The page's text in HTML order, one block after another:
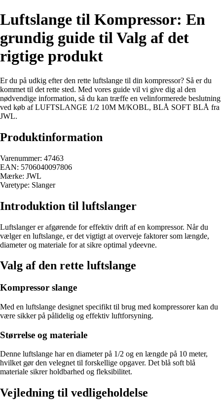
Luftslange til Kompressor: En
grundig guide til Valg af det
rigtige produkt
Er du på udkig efter den rette luftslange til din kompressor? Så er du
kommet til det rette sted. Med vores guide vil vi give dig al den
nødvendige information, så du kan træffe en velinformerede beslutning
ved køb af LUFTSLANGE 1/2 10M M/KOBL, BLÅ SOFT BLÅ fra
JWL.
Produktinformation
Varenummer: 47463
EAN: 5706040097806
Mærke: JWL
Varetype: Slanger
Introduktion til luftslanger
Luftslanger er afgørende for effektiv drift af en kompressor. Når du
vælger en luftslange, er det vigtigt at overveje faktorer som længde,
diameter og materiale for at sikre optimal ydeevne.
Valg af den rette luftslange
Kompressor slange
Med en luftslange designet specifikt til brug med kompressorer kan du
være sikker på pålidelig og effektiv luftforsyning.
Størrelse og materiale
Denne luftslange har en diameter på 1/2 og en længde på 10 meter,
hvilket gør den velegnet til forskellige opgaver. Det blå soft blå
materiale sikrer holdbarhed og fleksibilitet.
Vejledning til vedligeholdelse